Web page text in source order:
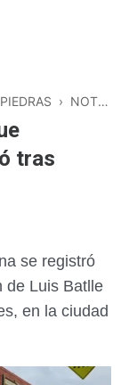
› NOTICIAS
tras
se registró
de Luis Batlle
en la ciudad